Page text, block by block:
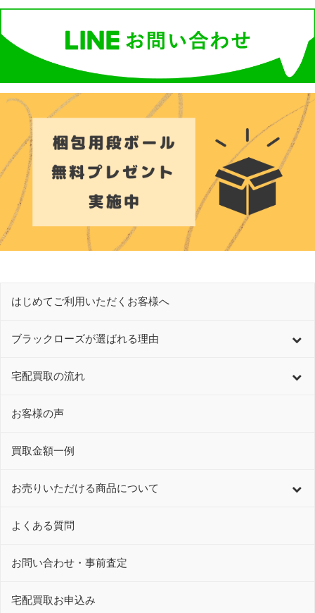
はじめてご利用いただくお客様へ
ブラックローズが選ばれる理由
宅配買取の流れ
お客様の声
買取金額一例
お売りいただける商品について
よくある質問
お問い合わせ・事前査定
宅配買取お申込み